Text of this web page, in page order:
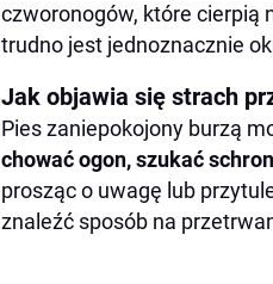
czworonogów, które cierpią
trudno jest jednoznacznie
Jak objawia się strach
Pies zaniepokojony burzą
chować ogon, szukać
prosząc o uwagę lub
znaleźć sposób na